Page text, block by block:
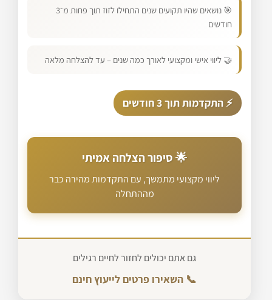
🎯 נושאים שהיו תקועים שנים התחילו לזוז תוך פחות מ־3
חודשים
🤝 ליווי אישי ומקצועי לאורך כמה שנים – עד להצלחה מלאה
⚡ התקדמות תוך 3 חודשים
🌟 סיפור הצלחה אמיתי
ליווי מקצועי מתמשך, עם התקדמות מהירה כבר
מההתחלה
גם אתם יכולים לחזור לחיים רגילים
📞 השאירו פרטים לייעוץ חינם